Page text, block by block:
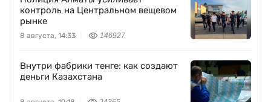
контроль на Центральном вещевом
рынке
8 августа, 14:33 146927
Внутри фабрики тенге: как создают
деньги Казахстана